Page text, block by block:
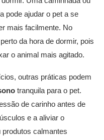
pode ajudar o pet a se
mais facilmente. No
da hora de dormir, pois
o animal mais agitado.
outras práticas podem
tranquila para o pet.
de carinho antes de
e a aliviar o
calmantes